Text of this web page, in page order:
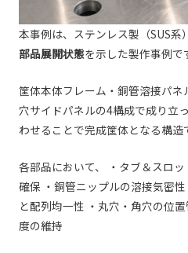
本事例は、ステンレス製（SUS系
部品展開状態を示した製作事例で
筐体本体フレーム・銅管溶接パ
穴サイドパネルの4構成で成り立
わせることで完成筐体となる構造
各部品において、 ・タブ＆スロ
確保 ・銅管ニップルの溶接気密
と配列均一性 ・丸穴・角穴の位
度の維持